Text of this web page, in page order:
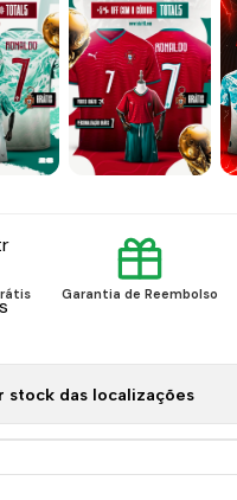
Garantia de Reembolso
stock das localizações